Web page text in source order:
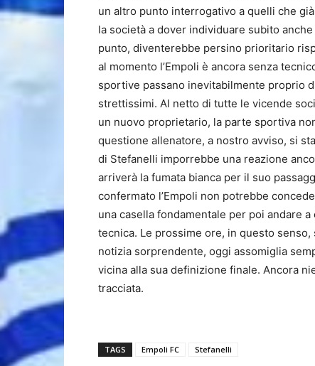
un altro punto interrogativo a quelli che
la società a dover individuare subito
punto, diventerebbe persino prioritario
al momento l’Empoli è ancora senza
sportive passano inevitabilmente proprio
strettissimi. Al netto di tutte le vicende
un nuovo proprietario, la parte sportiva
questione allenatore, a nostro avviso, si
di Stefanelli imporrebbe una reazione
arriverà la fumata bianca per il suo
confermato l’Empoli non potrebbe
una casella fondamentale per poi andare
tecnica. Le prossime ore, in questo
notizia sorprendente, oggi assomiglia
vicina alla sua definizione finale. Ancora
tracciata.
TAGS Empoli FC Stefanelli